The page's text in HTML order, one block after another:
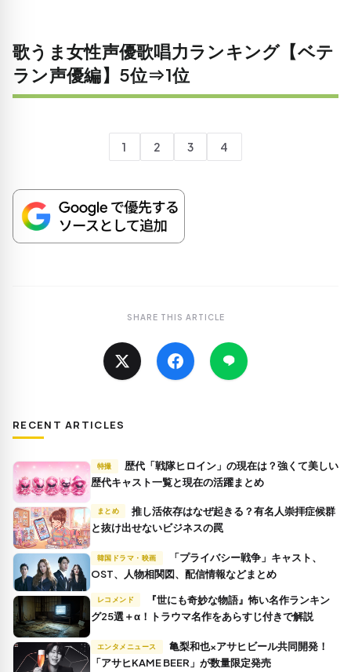
歌うま女性声優歌唱力ランキング【ベテ
ラン声優編】5位⇒1位
1 2 3 4
SHARE THIS ARTICLE
RECENT ARTICLES
特撮
歴代キャスト一覧と現在の活躍まとめ
まとめ
推し活依存はなぜ起きる？有名人崇拝症候群
と抜け出せないビジネスの罠
韓国ドラマ・映画
OST、人物相関図、配信情報などまとめ
レコメンド
グ25選＋α！トラウマ名作をあらすじ付きで解説
エンタメニュース
「アサヒKAME BEER」が数量限定発売